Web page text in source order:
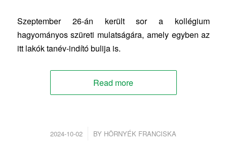
Szeptember 26-án került sor a kollégium
hagyományos szüreti mulatságára, amely egyben az
itt lakók tanév-indító bulija is.
Read more
2024-10-02
/ BY HÖRNYÉK FRANCISKA